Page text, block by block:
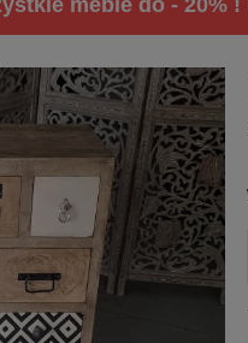
meble do - 20%